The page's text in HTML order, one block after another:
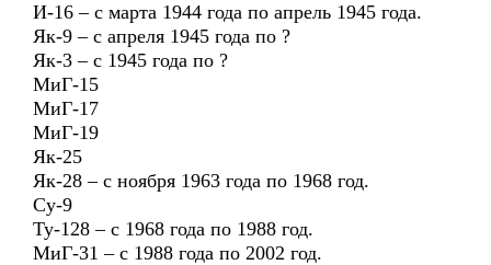
И-16 – с марта 1944 года по апрель 1945 года.
Як-9 – с апреля 1945 года по ?
Як-3 – с 1945 года по ?
МиГ-15
МиГ-17
МиГ-19
Як-25
Як-28 – с ноября 1963 года по 1968 год.
Су-9
Ту-128 – с 1968 года по 1988 год.
МиГ-31 – с 1988 года по 2002 год.